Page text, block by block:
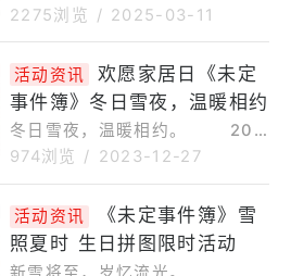
年3月3日11:00，「红尘共长
2275浏览 / 2025-03-11
活动资讯
欢愿家居日《未定
事件簿》冬日雪夜，温暖相约
冬日雪夜，温暖相约。 202
3年12月21日更新后，「欢愿家
974浏览 / 2023-12-27
活动资讯
《未定事件簿》雪
照夏时 生日拼图限时活动